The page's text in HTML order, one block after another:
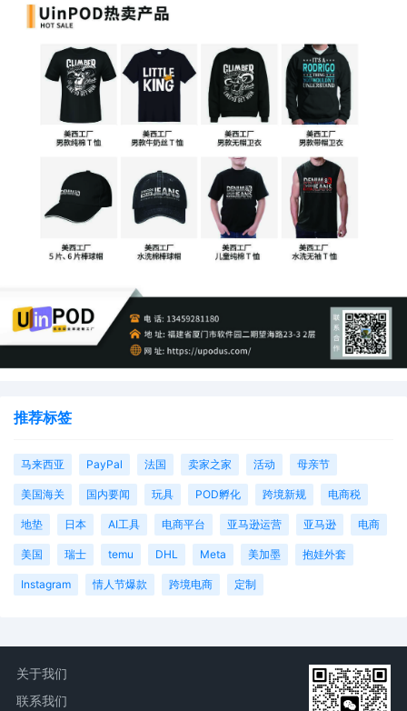
推荐标签
马来西亚 PayPal 法国 卖家之家 活动 母亲节
美国海关 国内要闻 玩具 POD孵化 跨境新规 电商税
地垫 日本 AI工具 电商平台 亚马逊运营 亚马逊 电商
美国 瑞士 temu DHL Meta 美加墨 抱娃外套
Instagram 情人节爆款 跨境电商 定制
关于我们
联系我们